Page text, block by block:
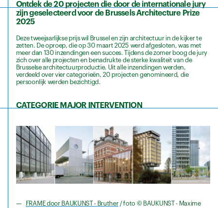
Ontdek de 20 projecten die door de internationale jury
zijn geselecteerd voor de Brussels Architecture Prize
2025
Deze tweejaarlijkse prijs wil Brussel en zijn architectuur in de kijker te
zetten. De oproep, die op 30 maart 2025 werd afgesloten, was met
meer dan 130 inzendingen een succes. Tijdens de zomer boog de jury
zich over alle projecten en benadrukte de sterke kwaliteit van de
Brusselse architectuurproductie. Uit alle inzendingen werden,
verdeeld over vier categorieën, 20 projecten genomineerd, die
persoonlijk werden bezichtigd.
CATEGORIE MAJOR INTERVENTION
FRAME door BAUKUNST - Bruther/ foto © BAUKUNST - Maxime